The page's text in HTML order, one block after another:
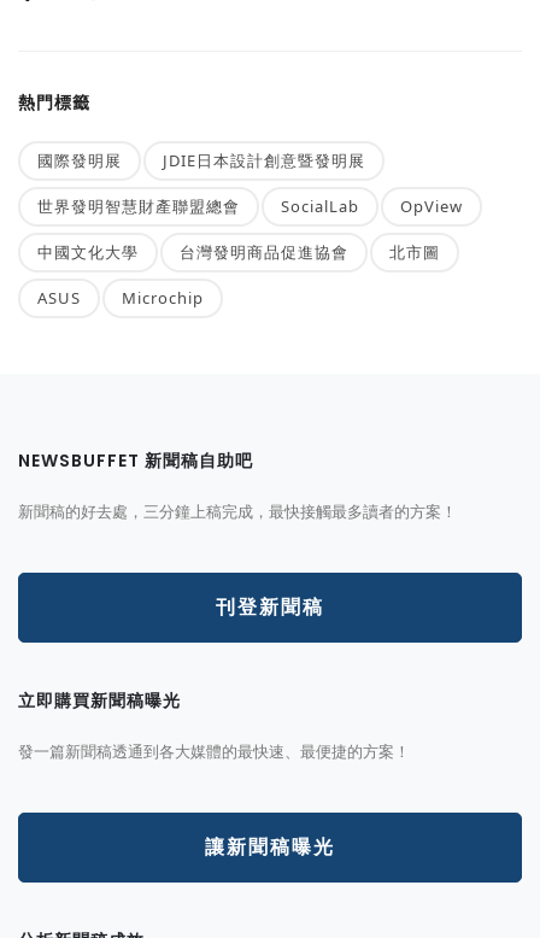
熱門標籤
國際發明展 JDIE日本設計創意暨發明展
世界發明智慧財產聯盟總會 SocialLab OpView
中國文化大學 台灣發明商品促進協會 北市圖
ASUS Microchip
NEWSBUFFET 新聞稿自助吧
新聞稿的好去處，三分鐘上稿完成，最快接觸最多讀者的方案！
刊登新聞稿
立即購買新聞稿曝光
發一篇新聞稿透通到各大媒體的最快速、最便捷的方案！
讓新聞稿曝光